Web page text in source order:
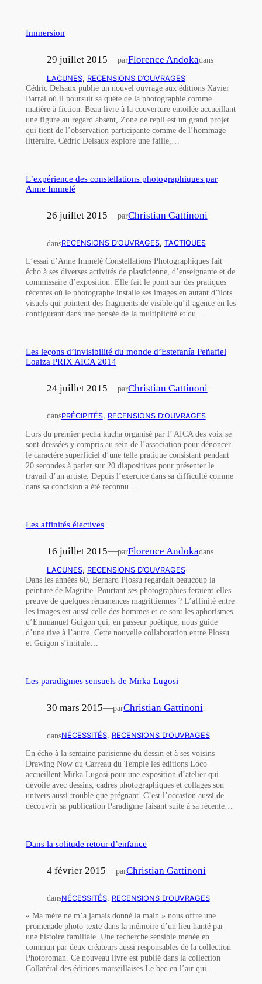
Immersion
29 juillet 2015—parFlorence Andokadans
LACUNES, RECENSIONS D’OUVRAGES
Cédric Delsaux publie un nouvel ouvrage aux éditions Xavier
Barral où il poursuit sa quête de la photographie comme
matière à fiction. Beau livre à la couverture entoilée accueillant
une figure au regard absent, Zone de repli est un grand projet
qui tient de l’observation participante comme de l’hommage
littéraire. Cédric Delsaux explore une faille,…
L’expérience des constellations photographiques par
Anne Immelé
26 juillet 2015—parChristian Gattinoni
dansRECENSIONS D’OUVRAGES, TACTIQUES
L’essai d’Anne Immelé Constellations Photographiques fait
écho à ses diverses activités de plasticienne, d’enseignante et de
commissaire d’exposition. Elle fait le point sur des pratiques
récentes où le photographe installe ses images en autant d’îlots
visuels qui pointent des fragments de visible qu’il agence en les
configurant dans une pensée de la multiplicité et du…
Les leçons d’invisibilité du monde d’Estefanía Peñafiel
Loaiza PRIX AICA 2014
24 juillet 2015—parChristian Gattinoni
dansPRÉCIPITÉS, RECENSIONS D’OUVRAGES
Lors du premier pecha kucha organisé par l’ AICA des voix se
sont dressées y compris au sein de l’association pour dénoncer
le caractère superficiel d’une telle pratique consistant pendant
20 secondes à parler sur 20 diapositives pour présenter le
travail d’un artiste. Depuis l’exercice dans sa difficulté comme
dans sa concision a été reconnu…
Les affinités électives
16 juillet 2015—parFlorence Andokadans
LACUNES, RECENSIONS D’OUVRAGES
Dans les années 60, Bernard Plossu regardait beaucoup la
peinture de Magritte. Pourtant ses photographies feraient-elles
preuve de quelques rémanences magrittiennes ? L’affinité entre
les images est aussi celle des hommes et ce sont les aphorismes
d’Emmanuel Guigon qui, en passeur poétique, nous guide
d’une rive à l’autre. Cette nouvelle collaboration entre Plossu
et Guigon s’intitule…
Les paradigmes sensuels de Mïrka Lugosi
30 mars 2015—parChristian Gattinoni
dansNÉCESSITÉS, RECENSIONS D’OUVRAGES
En écho à la semaine parisienne du dessin et à ses voisins
Drawing Now du Carreau du Temple les éditions Loco
accueillent Mïrka Lugosi pour une exposition d’atelier qui
dévoile avec dessins, cadres photographiques et collages son
univers aussi trouble que prégnant. C’est l’occasion aussi de
découvrir sa publication Paradigme faisant suite à sa récente…
Dans la solitude retour d’enfance
4 février 2015—parChristian Gattinoni
dansNÉCESSITÉS, RECENSIONS D’OUVRAGES
« Ma mère ne m’a jamais donné la main » nous offre une
promenade photo-texte dans la mémoire d’un lieu hanté par
une histoire familiale. Une recherche sensible menée en
commun par deux créateurs aussi responsables de la collection
Photoroman. Ce nouveau livre est publié dans la collection
Collatéral des éditions marseillaises Le bec en l’air qui…